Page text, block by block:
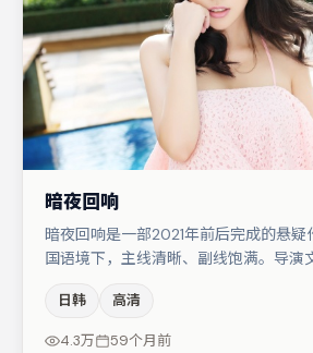
暗夜回响
暗夜回响是一部2021年前后完成的悬
国语境下，主线清晰、副线饱满。导演
朝伟的对手戏构成全片情感锚点，马丽
题层层揭开。节奏紧凑、反转有度，值
日韩 高清
4.3万 59个月前